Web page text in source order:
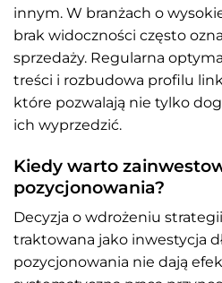
innym. W branżach o
brak widoczności często
sprzedaży. Regularna
treści i rozbudowa profilu
które pozwalają nie tylko
ich wyprzedzić.
Kiedy warto
pozycjonowania?
Decyzja o wdrożeniu
traktowana jako inwestycja
pozycjonowania nie dają